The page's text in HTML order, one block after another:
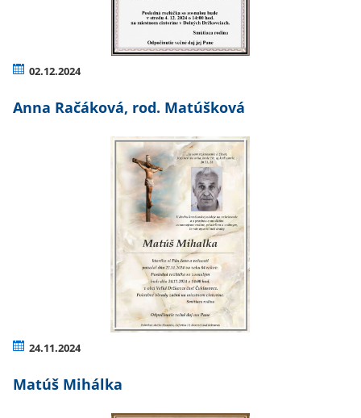
02.12.2024
Anna Račáková, rod. Matúšková
24.11.2024
Matúš Mihálka